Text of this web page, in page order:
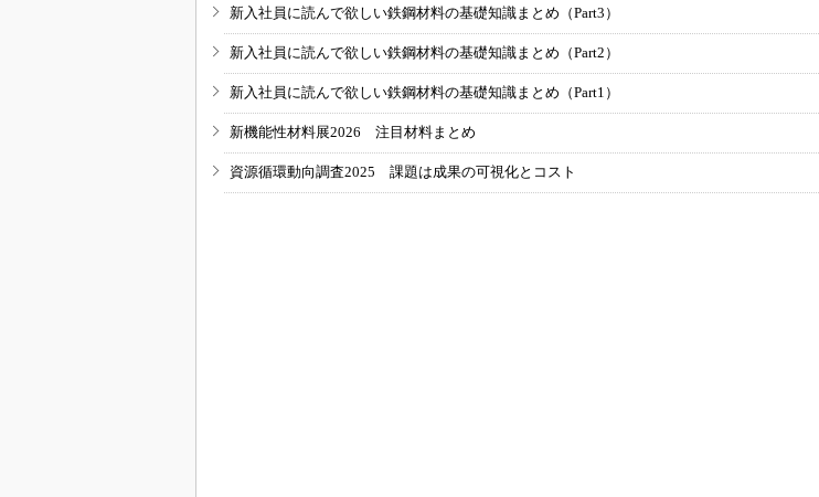
新入社員に読んで欲しい鉄鋼材料の基礎知識まとめ（Part3）
新入社員に読んで欲しい鉄鋼材料の基礎知識まとめ（Part2）
新入社員に読んで欲しい鉄鋼材料の基礎知識まとめ（Part1）
新機能性材料展2026 注目材料まとめ
資源循環動向調査2025 課題は成果の可視化とコスト